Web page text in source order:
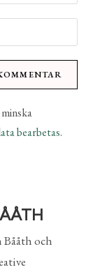
bearbetas.
Bååth och